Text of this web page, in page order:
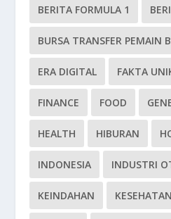
BERITA FORMULA 1
BURSA TRANSFER PEMAIN
ERA DIGITAL FAKTA
FINANCE FOOD
HEALTH HIBURAN
INDONESIA INDUSTRI
KEINDAHAN KESEHATAN